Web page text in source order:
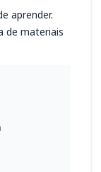
aprender.
de materiais